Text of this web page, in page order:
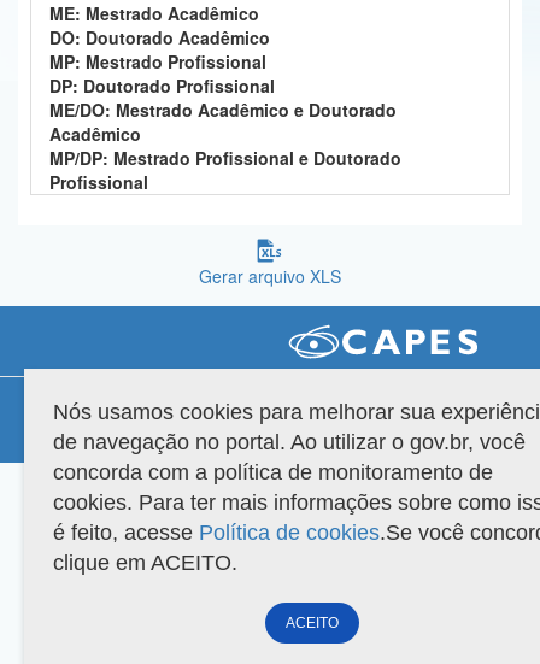
Advocacia-Geral da União
Banco Central do Brasil
Planalto
ME: Mestrado Acadêmico
DO: Doutorado Acadêmico
MP: Mestrado Profissional
DP: Doutorado Profissional
ME/DO: Mestrado Acadêmico e Doutorado
Acadêmico
MP/DP: Mestrado Profissional e Doutorado
Profissional
Gerar arquivo XLS
Versão do sistema: 3.88.9 Copyright 2022 Capes. Todos os direitos reservados.
Nós usamos cookies para melhorar sua
de navegação no portal. Ao utilizar o gov.br, você
concorda com a política de monitoramento de
cookies. Para ter mais informações sobre como
é feito, acesse Política de cookies.Se você
clique em ACEITO.
ACEITO